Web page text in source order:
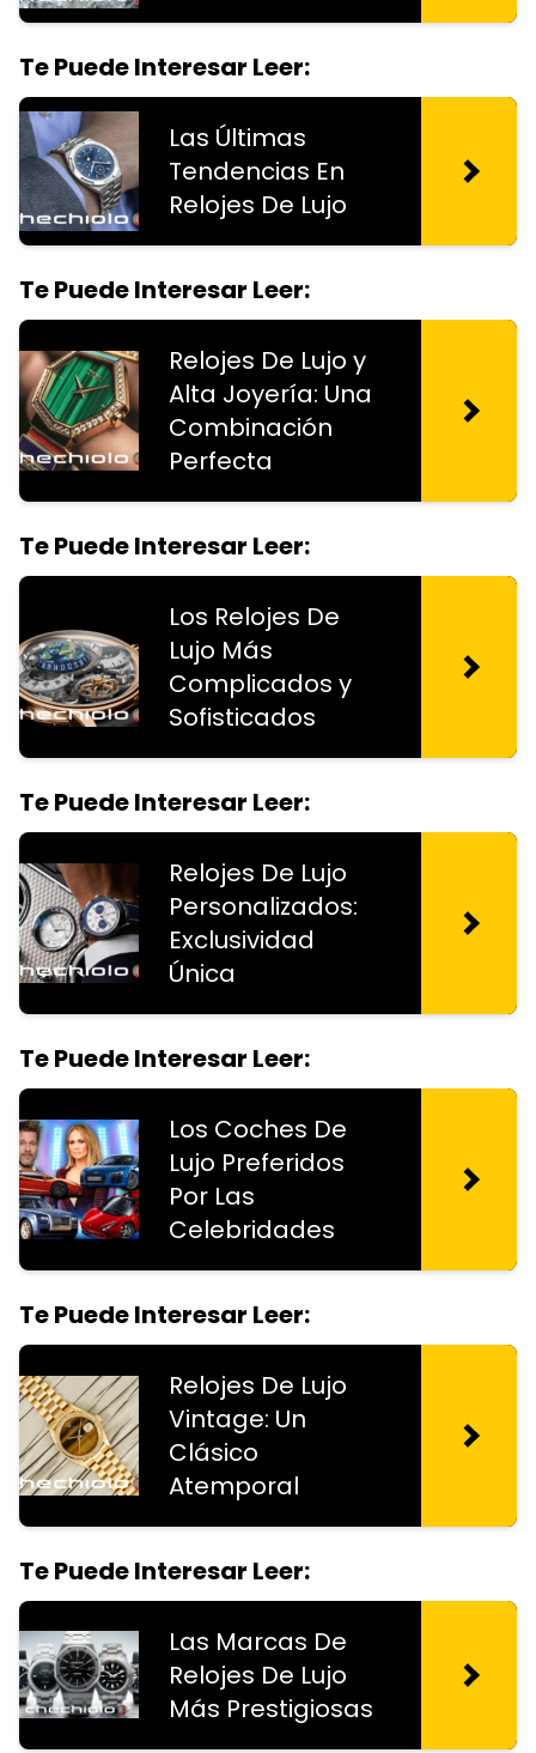
Te Puede Interesar Leer:
Las Últimas
Tendencias En
Relojes De Lujo
Te Puede Interesar Leer:
Relojes De Lujo y
Alta Joyería: Una
Combinación
Perfecta
Te Puede Interesar Leer:
Los Relojes De
Lujo Más
Complicados y
Sofisticados
Te Puede Interesar Leer:
Relojes De Lujo
Personalizados:
Exclusividad
Única
Te Puede Interesar Leer:
Los Coches De
Lujo Preferidos
Por Las
Celebridades
Te Puede Interesar Leer:
Relojes De Lujo
Vintage: Un
Clásico
Atemporal
Te Puede Interesar Leer:
Las Marcas De
Relojes De Lujo
Más Prestigiosas